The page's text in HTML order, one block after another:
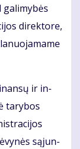
di­rek­to­re,
ir in­
ta­ry­bos
są­jun­